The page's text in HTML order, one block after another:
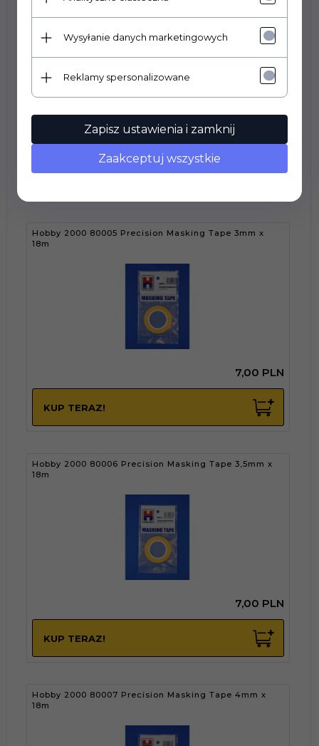
Hobby 2000 80024 Masking Tape For Curves 0,75mm
Hobby 2000 80005 Precision Masking Tape 3mm x
18m
7,00 PLN
KUP TERAZ!
Hobby 2000 80006 Precision Masking Tape 3,5mm x
18m
7,00 PLN
KUP TERAZ!
Hobby 2000 80007 Precision Masking Tape 4mm x
18m
Wysyłanie danych marketingowych
Reklamy spersonalizowane
Zapisz ustawienia i zamknij
Zaakceptuj wszystkie